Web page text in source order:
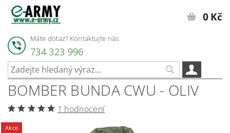
Máte dotaz? Kontaktujte nás:
734 323 996
0 Kč
BOMBER BUNDA CWU - OLIV
1 hodnocení
Akce